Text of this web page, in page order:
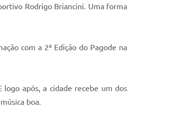
Rodrigo Briancini. Uma forma
com a 2ª Edição do Pagode na
após, a cidade recebe um dos
boa.